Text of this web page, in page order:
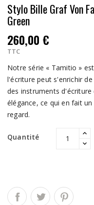
Stylo Bille Graf Von
Green
260,00 €
TTC
Notre série « Tamitio »
l'écriture peut s'enrichir
des instruments
élégance, ce qui en fait
regard.
Quantité